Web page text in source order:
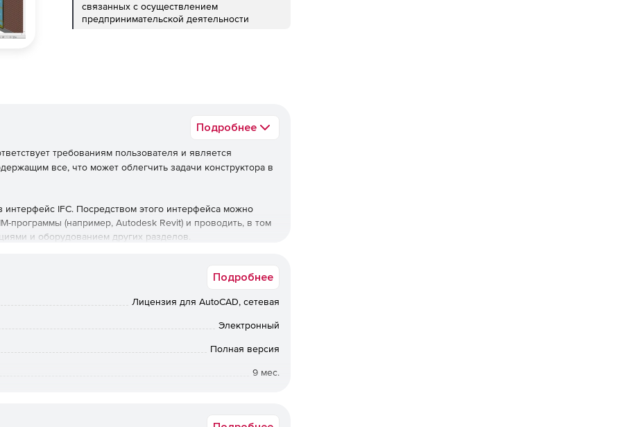
связанных с осуществлением
предпринимательской деятельности
Подробнее
требованиям пользователя и является
все, что может облегчить задачи конструктора в
IFC. Посредством этого интерфейса можно
программы (например, Autodesk Revit) и проводить, в том
и оборудованием других разделов.
командами и библиотеками для создания видов,
физики.
Подробнее
Лицензия для AutoCAD, сетевая
Электронный
Полная версия
9 мес.